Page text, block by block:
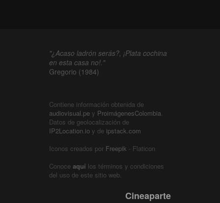
"¿Acaso ladrón serás?, ¡Plata cochina
en esta casa no!."
Gregorio (1984)
Contiene información obtenida de
audiovisual.pe y ProimágenesColombia.
Datos de geolocalización de
IP2Location.io y de ipstack.com
Iconos creados por Freepik - Flaticon
Conoce aquí los términos y condiciones
del uso de este sitio web.
Cineaparte